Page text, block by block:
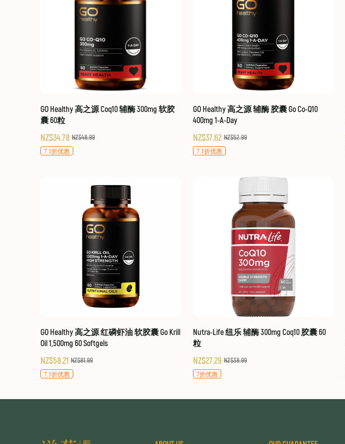
GO Healthy 高之源 Coq10 辅酶 300mg 软胶
囊 60粒
NZ$34.78 NZ$48.99
7.1折优惠
GO Healthy 高之源 辅酶 胶囊 Go Co-Q10
400mg 1-A-Day
NZ$37.62 NZ$52.99
7.1折优惠
GO Healthy 高之源 红磷虾油 软胶囊 Go Krill
Oil 1,500mg 60 Softgels
NZ$58.21 NZ$81.99
7.1折优惠
Nutra-Life 纽乐 辅酶 300mg Coq10 胶囊 60
粒
NZ$27.29 NZ$38.99
7折优惠